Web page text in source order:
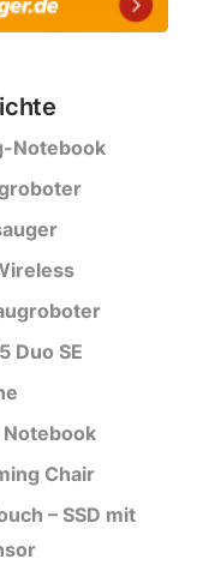
Notebook
Duo SE
Notebook
Chair
– SSD mit